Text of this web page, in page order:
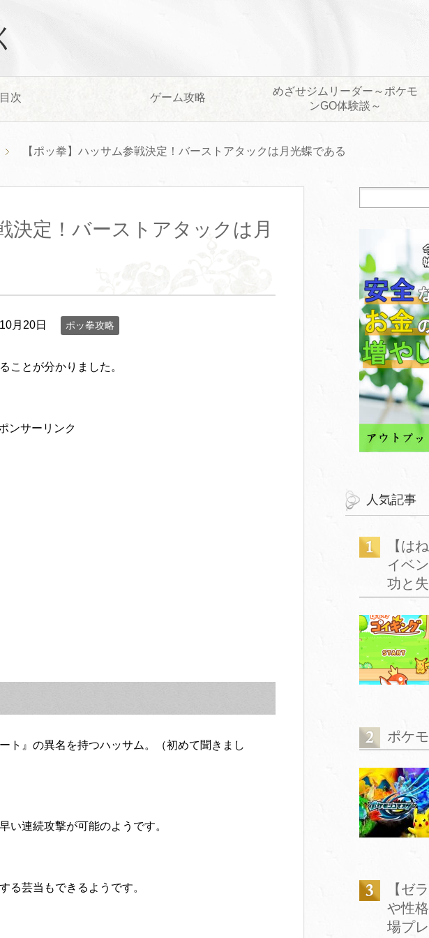
目次 ゲーム攻略
めざせジムリーダー～ポケモ
ンGO体験談～
【ポッ拳】ハッサム参戦決定！バーストアタックは月光蝶である
決定！バーストアタックは月
月20日 ポッ拳攻略
ことが分かりました。
ンサーリンク
ト』の異名を持つハッサム。（初めて聞きまし
い連続攻撃が可能のようです。
る芸当もできるようです。
人気記事
【は
イベ
功と
ポケ
【ゼ
や性
場プ